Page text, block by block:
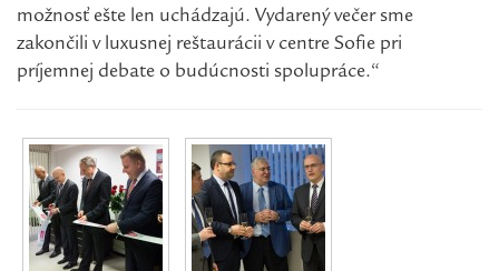
možnosť ešte len uchádzajú. Vydarený večer sme
zakončili v luxusnej reštaurácii v centre Sofie pri
príjemnej debate o budúcnosti spolupráce.“